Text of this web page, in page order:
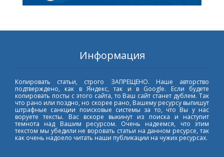
Информация
Копировать статьи, строго ЗАПРЕЩЕНО. Наше авторство
подтверждено, как в Яндекс, так и в Google. Если будете
копировать посты с этого сайта, то Ваш сайт станет дублем. Так
что рано или поздно, но скорее рано, Вашему ресурсу выпишут
штрафные санкции поисковые системы за то, что Вы у нас
воруете тексты. Вас вскоре выкинут из поиска и наступит
темнота над Вашим ресурсом. Очень надеемся, что этим
текстом мы убедили не воровать статьи на данном ресурсе, так
как очень надоело читать наши публикации на чужих ресурсах.